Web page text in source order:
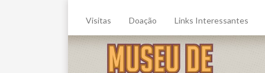
Visitas Doação Links Interessantes